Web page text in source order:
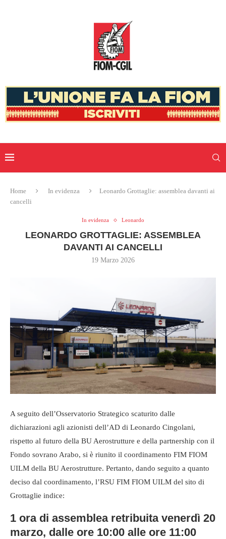
Home In evidenza
Leonardo Grottaglie: assemblea davanti ai
cancelli
In evidenza Leonardo
LEONARDO GROTTAGLIE: ASSEMBLEA
DAVANTI AI CANCELLI
19 Marzo 2026
A seguito dell’Osservatorio Strategico scaturito dalle
dichiarazioni agli azionisti dell’AD di Leonardo Cingolani,
rispetto al futuro della BU Aerostrutture e della partnership con il
Fondo sovrano Arabo, si è riunito il coordinamento FIM FIOM
UILM della BU Aerostrutture. Pertanto, dando seguito a quanto
deciso dal coordinamento, l’RSU FIM FIOM UILM del sito di
Grottaglie indice:
1 ora di assemblea retribuita venerdì 20
marzo, dalle ore 10:00 alle ore 11:00